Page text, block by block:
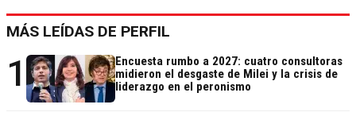
MÁS LEÍDAS DE PERFIL
1
Encuesta rumbo a 2027: cuatro consultoras
midieron el desgaste de Milei y la crisis de
liderazgo en el peronismo